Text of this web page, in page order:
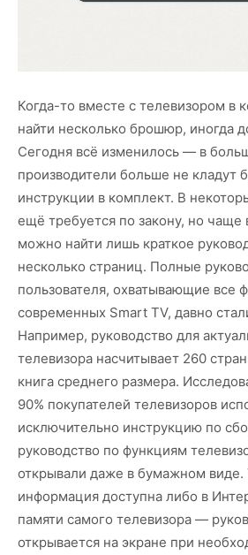
Когда-то вместе с телевизором в
найти несколько брошюр, иногда
Сегодня всё изменилось — в
производители больше не кладут
инструкции в комплект. В
ещё требуется по закону, но чаще
можно найти лишь краткое
несколько страниц. Полные
пользователя, охватывающие все
современных Smart TV, давно
Например, руководство для
телевизора насчитывает 260
книга среднего размера.
90% покупателей телевизоров
исключительно инструкцию по
руководство по функциям
открывали даже в бумажном виде.
информация доступна либо в
памяти самого телевизора —
открывается на экране при